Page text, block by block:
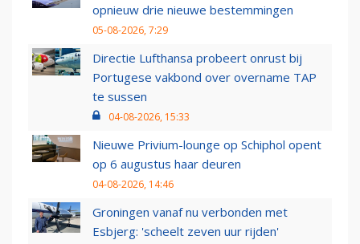
opnieuw drie nieuwe bestemmingen
05-08-2026, 7:29
Directie Lufthansa probeert onrust bij
Portugese vakbond over overname TAP
te sussen
04-08-2026, 15:33
Nieuwe Privium-lounge op Schiphol opent
op 6 augustus haar deuren
04-08-2026, 14:46
Groningen vanaf nu verbonden met
Esbjerg: 'scheelt zeven uur rijden'